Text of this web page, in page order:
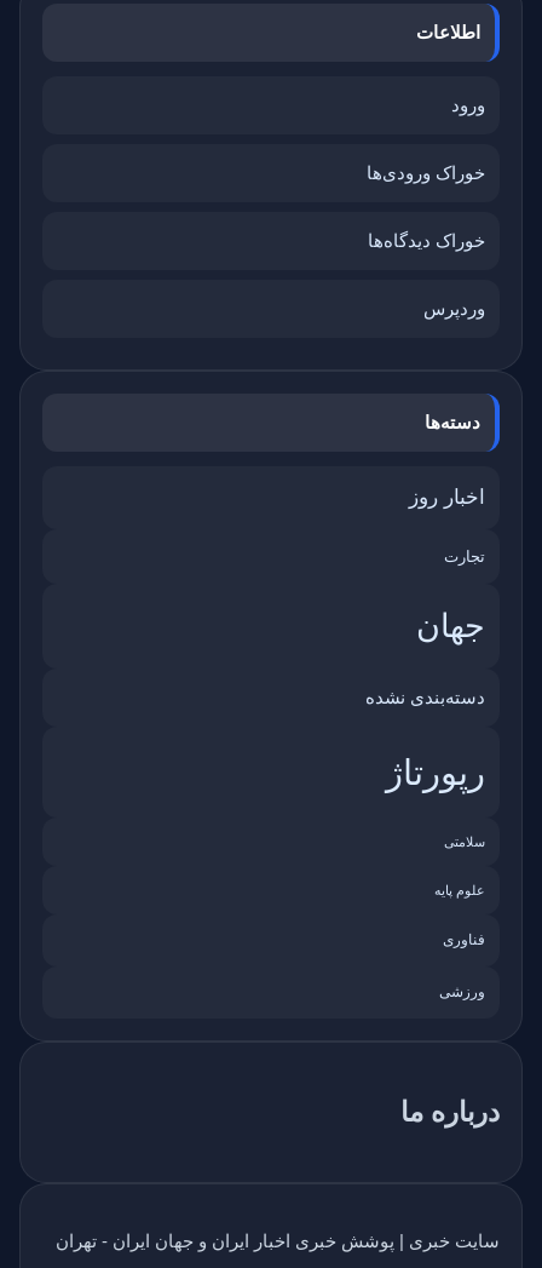
اطلاعات
ورود
خوراک ورودی‌ها
خوراک دیدگاه‌ها
وردپرس
دسته‌ها
اخبار روز
تجارت
جهان
دسته‌بندی نشده
رپورتاژ
سلامتی
علوم پایه
فناوری
ورزشی
درباره ما
سایت خبری | پوشش خبری اخبار ایران و جهان ایران - تهران